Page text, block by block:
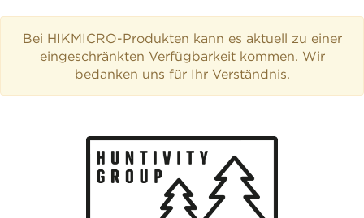
Bei HIKMICRO-Produkten kann es aktuell zu einer
eingeschränkten Verfügbarkeit kommen. Wir
bedanken uns für Ihr Verständnis.